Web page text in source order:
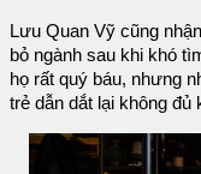
Lưu Quan Vỹ cũng
bỏ ngành sau khi khó
họ rất quý báu, nhưng
trẻ dẫn dắt lại không đủ